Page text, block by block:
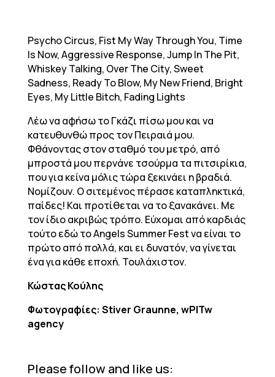
Psycho Circus, Fist My Way Through You, Time
Is Now, Aggressive Response, Jump In The Pit,
Whiskey Talking, Over The City, Sweet
Sadness, Ready To Blow, My New Friend, Bright
Eyes, My Little Bitch, Fading Lights
Λέω να αφήσω το Γκάζι πίσω μου και να
κατευθυνθώ προς τον Πειραιά μου.
Φθάνοντας στον σταθμό του μετρό, από
μπροστά μου περνάνε τσούρμα τα πιτσιρίκια,
που για κείνα μόλις τώρα ξεκινάει η βραδιά.
Νομίζουν. Ο σιτεμένος πέρασε καταπληκτικά,
παίδες! Και προτίθεται να το ξανακάνει. Με
τον ίδιο ακριβώς τρόπο. Εύχομαι από καρδιάς
τούτο εδώ το Angels Summer Fest να είναι το
πρώτο από πολλά, και ει δυνατόν, να γίνεται
ένα για κάθε εποχή. Τουλάχιστον.
Κώστας Κούλης
Φωτογραφίες: Stiver Graunne, wPITw
agency
Please follow and like us: